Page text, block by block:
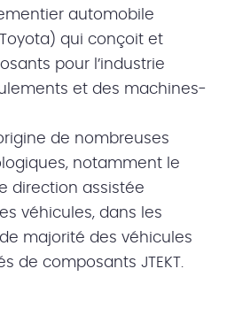
automobile
qui conçoit et
pour l’industrie
et des machines-
de nombreuses
notamment le
direction assistée
véhicules, dans les
majorité des véhicules
de composants JTEKT.